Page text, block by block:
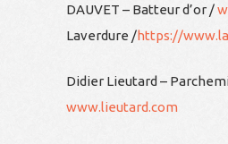
DAUVET – Batteur d’or /
Laverdure /https://
Didier Lieutard –
www.lieutard.com